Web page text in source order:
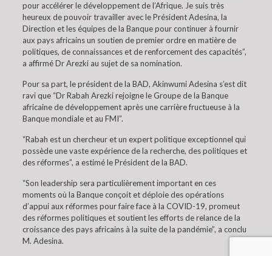
pour accélérer le développement de l’Afrique. Je suis très
heureux de pouvoir travailler avec le Président Adesina, la
Direction et les équipes de la Banque pour continuer à fournir
aux pays africains un soutien de premier ordre en matière de
politiques, de connaissances et de renforcement des capacités”,
a affirmé Dr Arezki au sujet de sa nomination.
Pour sa part, le président de la BAD, Akinwumi Adesina s’est dit
ravi que “Dr Rabah Arezki rejoigne le Groupe de la Banque
africaine de développement après une carrière fructueuse à la
Banque mondiale et au FMI”.
“Rabah est un chercheur et un expert politique exceptionnel qui
possède une vaste expérience de la recherche, des politiques et
des réformes”, a estimé le Président de la BAD.
“Son leadership sera particulièrement important en ces
moments où la Banque conçoit et déploie des opérations
d’appui aux réformes pour faire face à la COVID-19, promeut
des réformes politiques et soutient les efforts de relance de la
croissance des pays africains à la suite de la pandémie”, a conclu
M. Adesina.